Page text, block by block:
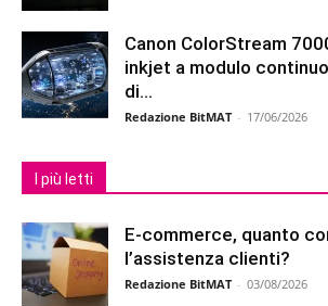
Canon ColorStream
inkjet a modulo
di...
Redazione BitMAT - 17/06/2026
I più letti
E-commerce, quanto
l’assistenza clienti?
Redazione BitMAT - 03/08/2026